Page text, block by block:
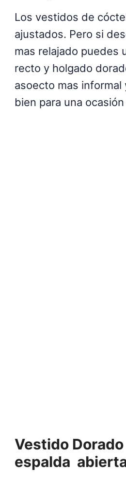
Los vestidos de
ajustados. Pero si
mas relajado puedes
recto y holgado
asoecto mas informal
bien para una
Vestido
espalda